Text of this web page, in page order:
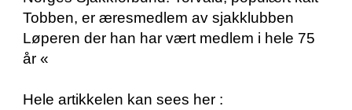
Tobben, er æresmedlem av sjakklubben
Løperen der han har vært medlem i hele 75
år «
Hele artikkelen kan sees her :